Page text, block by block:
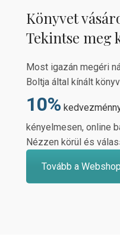
Könyvet
Tekintse meg
Most igazán megéri
Boltja által kínált
10%
kényelmesen, online
Nézzen körül és
Tovább a